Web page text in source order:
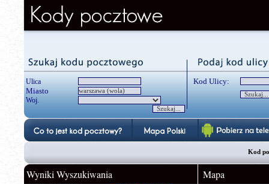
Ulica
Miasto
Woj.
Kod Ulicy:
Kod
Wyniki Wyszukiwania Mapa